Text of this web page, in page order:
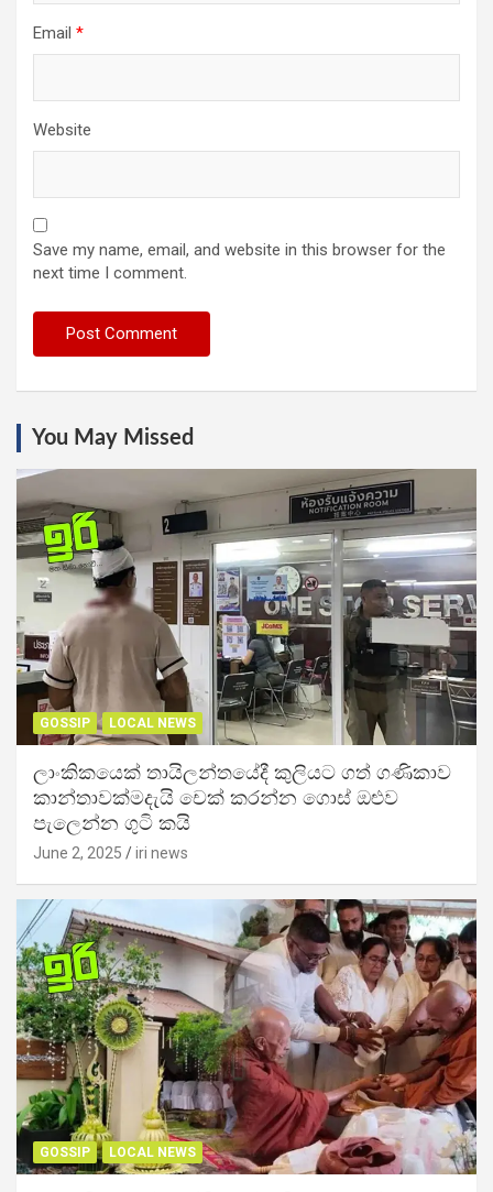
Email *
Website
Save my name, email, and website in this browser for the
next time I comment.
You May Missed
GOSSIP LOCAL NEWS
ලාංකිකයෙක් තායිලන්තයේදී කුලියට ගත් ගණිකාව
කාන්තාවක්මදැයි චෙක් කරන්න ගොස් ඔළුව
පැලෙන්න ගුටි කයි
June 2, 2025 iri news
GOSSIP LOCAL NEWS